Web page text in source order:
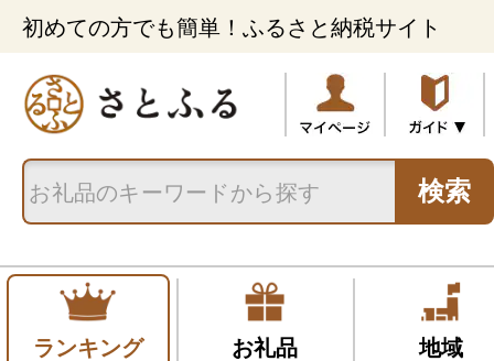
初めての方でも簡単！ふるさと納税サイト
検索
ランキング お礼品 地域